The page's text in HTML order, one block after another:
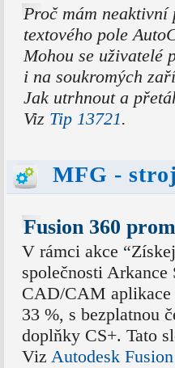
Proč mám
textového pole
Mohou se uživatelé
i na soukromých
Jak utrhnout a
Viz Tip 13721.
MFG -
Fusion 360
V rámci akce
společnosti
CAD/CAM aplikace
33 %, s bezplatnou
doplňky CS+. Tato
Viz Autodesk